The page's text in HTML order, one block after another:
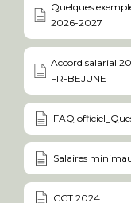
Quelques
2026-2027
Accord salarial
FR-BEJUNE
FAQ
Salaires
CCT 2024